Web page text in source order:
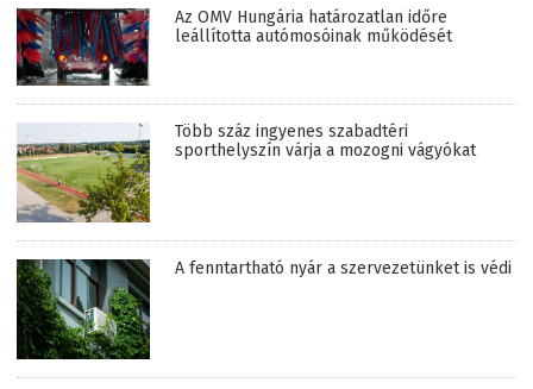
Az OMV Hungária határozatlan időre
leállította autómosóinak működését
Több száz ingyenes szabadtéri
sporthelyszín várja a mozogni vágyókat
A fenntartható nyár a szervezetünket is védi